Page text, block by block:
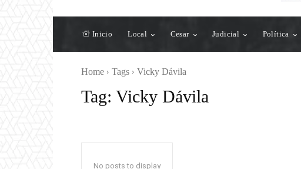
Inicio Local Cesar Judicial Política
Home Tags Vicky Dávila
Tag: Vicky Dávila
No posts to display